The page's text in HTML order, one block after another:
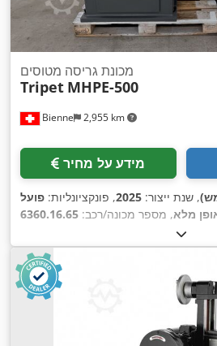
Bienne 2,955 km
מכונת גריסה מטוסים
Tripet MHPE-500
מידע על מחיר
, שנת ייצור: 2025, פונקציונליות: פועל
מלא, מספר מכונה/רכב: 6360.16.65